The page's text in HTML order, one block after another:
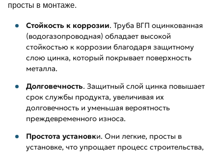
просты в монтаже.
Стойкость к коррозии. Труба ВГП оцинкованная
(водогазопроводная) обладает высокой
стойкостью к коррозии благодаря защитному
слою цинка, который покрывает поверхность
металла.
Долговечность. Защитный слой цинка повышает
срок службы продукта, увеличивая их
долговечность и уменьшая вероятность
преждевременного износа.
Простота установки. Они легкие, просты в
установке, что упрощает процесс строительства,